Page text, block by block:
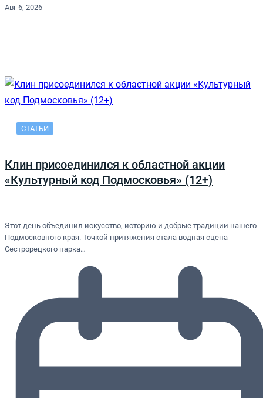
Авг 6, 2026
СТАТЬИ
Клин присоединился к областной акции
«Культурный код Подмосковья» (12+)
Этот день объединил искусство, историю и добрые традиции нашего
Подмосковного края. Точкой притяжения стала водная сцена
Сестрорецкого парка…